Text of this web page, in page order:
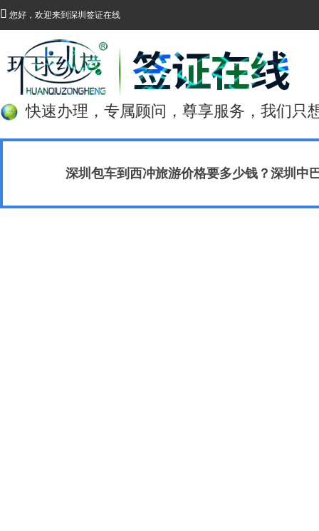
 您好，欢迎来到深圳签证在线
快速办理，专属顾问，尊享服务，我们只
深圳包车到西冲旅游价格要多少钱？深圳中